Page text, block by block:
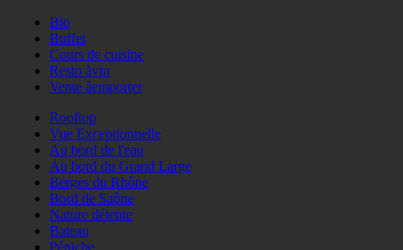
Bio
Buffet
Cours de cuisine
Resto àvin
Vente àemporter
Rooftop
Vue Exceptionnelle
Au bord de l'eau
Au bord du Grand Large
Berges du Rhône
Bord de Saône
Nature détente
Bateau
Péniche